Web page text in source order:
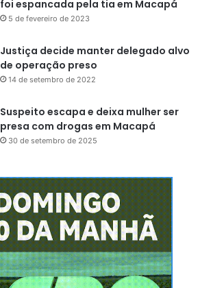
foi espancada pela tia em Macapá
5 de fevereiro de 2023
Justiça decide manter delegado alvo
de operação preso
14 de setembro de 2022
Suspeito escapa e deixa mulher ser
presa com drogas em Macapá
30 de setembro de 2025